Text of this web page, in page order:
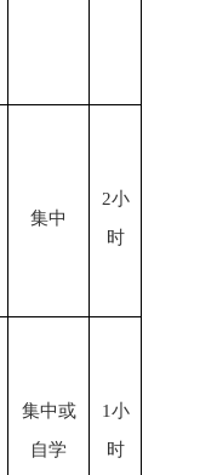
集中
2小
时
集中或
自学
1小
时